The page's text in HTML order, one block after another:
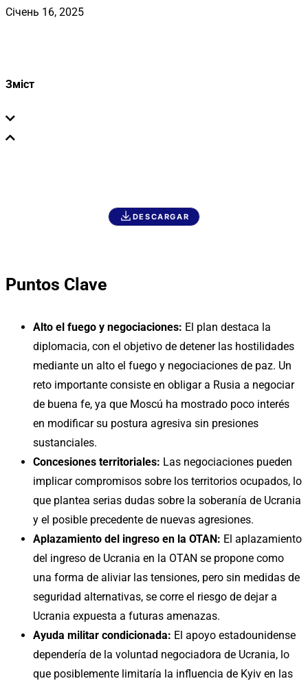
Січень 16, 2025
Зміст
DESCARGAR
Puntos Сlave
Alto el fuego y negociaciones: El plan destaca la
diplomacia, con el objetivo de detener las hostilidades
mediante un alto el fuego y negociaciones de paz. Un
reto importante consiste en obligar a Rusia a negociar
de buena fe, ya que Moscú ha mostrado poco interés
en modificar su postura agresiva sin presiones
sustanciales.
Concesiones territoriales: Las negociaciones pueden
implicar compromisos sobre los territorios ocupados, lo
que plantea serias dudas sobre la soberanía de Ucrania
y el posible precedente de nuevas agresiones.
Aplazamiento del ingreso en la OTAN: El aplazamiento
del ingreso de Ucrania en la OTAN se propone como
una forma de aliviar las tensiones, pero sin medidas de
seguridad alternativas, se corre el riesgo de dejar a
Ucrania expuesta a futuras amenazas.
Ayuda militar condicionada: El apoyo estadounidense
dependería de la voluntad negociadora de Ucrania, lo
que posiblemente limitaría la influencia de Kyiv en las